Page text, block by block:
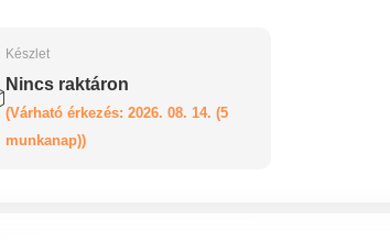
Készlet
Nincs raktáron
(Várható érkezés: 2026. 08. 14. (5
munkanap))